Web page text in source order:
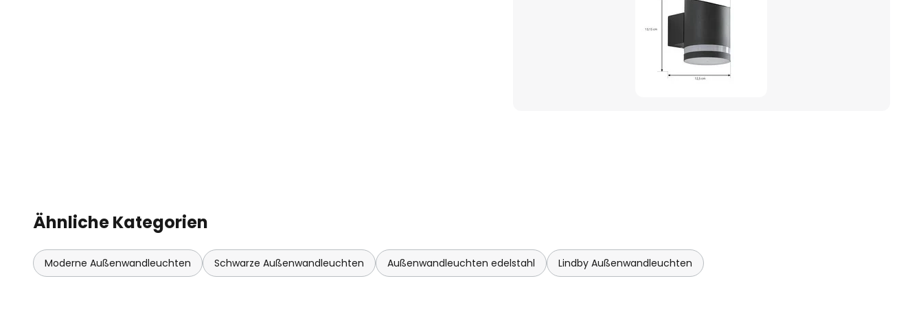
Ähnliche Kategorien
Moderne Außenwandleuchten Schwarze Außenwandleuchten Außenwandleuchten edelstahl Lindby Außenwandleuchten